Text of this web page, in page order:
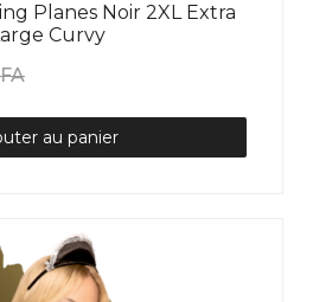
Planes Noir 2XL Extra
Curvy
au panier